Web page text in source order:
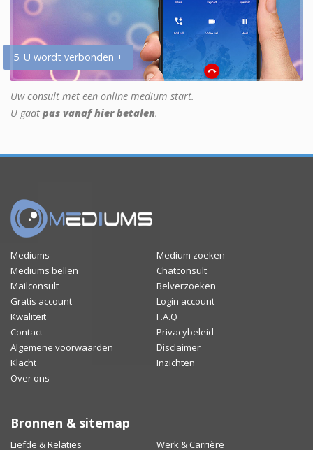
5. U wordt verbonden +
Uw consult met een online medium start.
U gaat pas vanaf hier betalen.
Mediums
Medium zoeken
Mediums bellen
Chatconsult
Mailconsult
Belverzoeken
Gratis account
Login account
Kwaliteit
F.A.Q
Contact
Privacybeleid
Algemene voorwaarden
Disclaimer
Klacht
Inzichten
Over ons
Bronnen & sitemap
Liefde & Relaties Werk & Carrière